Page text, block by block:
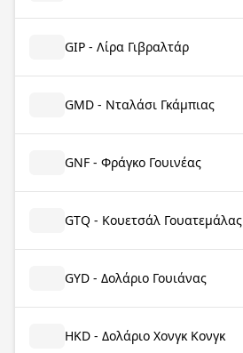
GIP - Λίρα Γιβραλτάρ
GMD - Νταλάσι Γκάμπιας
GNF - Φράγκο Γουινέας
GTQ - Κουετσάλ Γουατεμάλας
GYD - Δολάριο Γουιάνας
HKD - Δολάριο Χονγκ Κονγκ